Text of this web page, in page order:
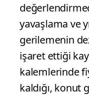
yavaşlama ve
gerilemenin
işaret ettiği
kalemlerinde
kaldığı, konut